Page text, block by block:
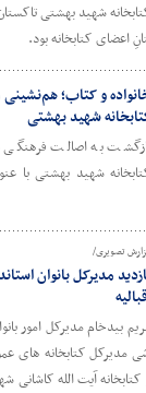
شهید بهشتی
اعضای کتابخانه بود.
و کتاب؛ هم‌نشینی
شهید بهشتی
به اصالت
شهید بهشتی با
تصویری/
مدیرکل بانوان
بیدخام مدیرکل امور
مدیرکل کتابخانه های
کتابخانه آیت الله کاشانی